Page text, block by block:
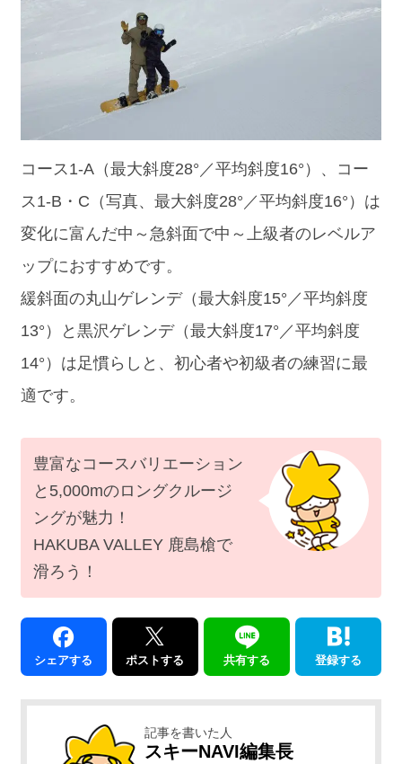
コース1-A（最大斜度28°／平均斜度16°）、コー
ス1-B・C（写真、最大斜度28°／平均斜度16°）は
変化に富んだ中～急斜面で中～上級者のレベルア
ップにおすすめです。
緩斜面の丸山ゲレンデ（最大斜度15°／平均斜度
13°）と黒沢ゲレンデ（最大斜度17°／平均斜度
14°）は足慣らしと、初心者や初級者の練習に最
適です。
豊富なコースバリエーション
と5,000mのロングクルージ
ングが魅力！
HAKUBA VALLEY 鹿島槍で
滑ろう！
シェアする ポストする 共有する 登録する
記事を書いた人
スキーNAVI編集長